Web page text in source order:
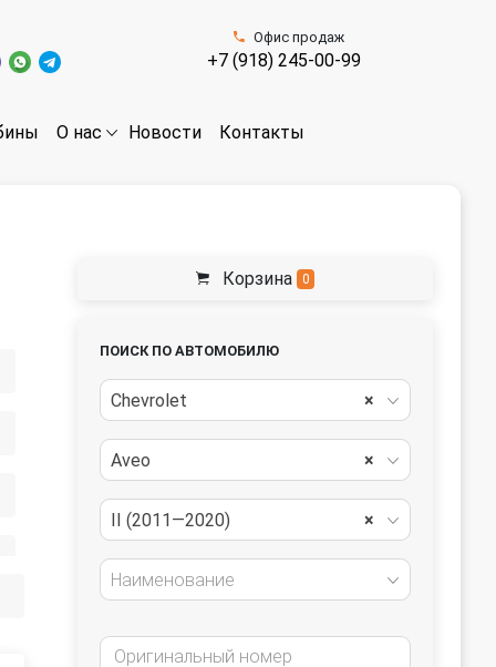
Офис продаж
+7 (918) 245-00-99
О нас Новости Контакты
Корзина 0
ПОИСК ПО АВТОМОБИЛЮ
×
Chevrolet
×
Aveo
×
II (2011—2020)
Наименование